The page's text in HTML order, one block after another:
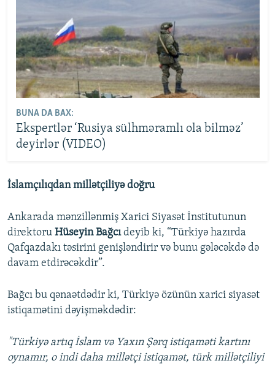
BUNA DA BAX:
Ekspertlər ‘Rusiya sülhməramlı ola bilməz’
deyirlər (VIDEO)
İslamçılıqdan millətçiliyə doğru
Ankarada mənzillənmiş Xarici Siyasət İnstitutunun
direktoru Hüseyin Bağcıdeyib ki, “Türkiyə hazırda
Qafqazdakı təsirini genişləndirir və bunu gələcəkdə də
davam etdirəcəkdir”.
Bağcı bu qənaətdədir ki, Türkiyə özünün xarici siyasət
istiqamətini dəyişməkdədir:
"Türkiyə artıq İslam və Yaxın Şərq istiqaməti kartını
oynamır, o indi daha millətçi istiqamət, türk millətçiliyi